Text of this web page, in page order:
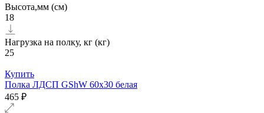
Высота,мм (см)
18
Нагрузка на полку, кг (кг)
25
Купить
Полка ЛДСП GShW 60х30 белая
465 ₽